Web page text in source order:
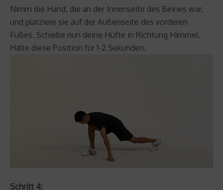
Nimm die Hand, die an der Innenseite des Beines war,
und platziere sie auf der Außenseite des vorderen
Fußes. Schiebe nun deine Hüfte in Richtung Himmel.
Halte diese Position für 1-2 Sekunden.
Schritt 4: